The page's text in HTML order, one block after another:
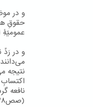
و در
حقوقِ
عمومیّۀِ
و در رَدِّ
نتیجه
اکتسابِ
نافعه
(صص۳۸و۳۹).